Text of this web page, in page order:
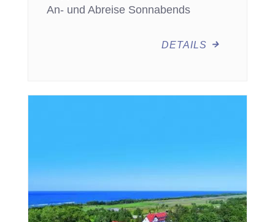
An- und Abreise Sonnabends
DETAILS